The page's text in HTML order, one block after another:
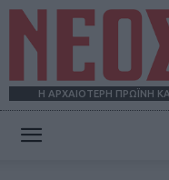
Η ΑΡΧΑΙΟΤΕΡΗ ΠΡΩΪΝΗ